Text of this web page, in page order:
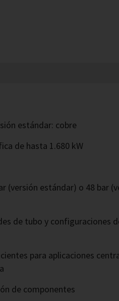
estándar: cobre
de hasta 1.680 kW
(versión estándar) o 48 bar
de tubo y configuraciones
para aplicaciones
de componentes